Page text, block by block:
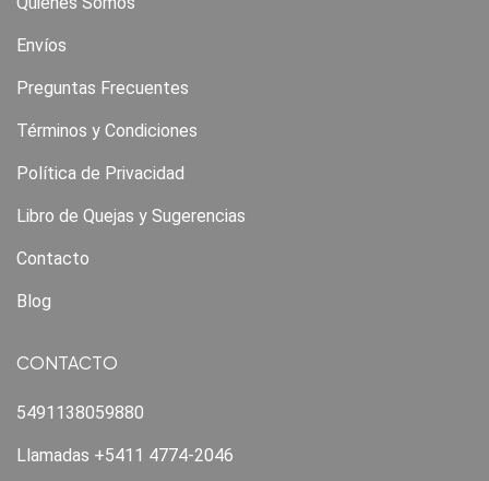
Envíos
Preguntas Frecuentes
Términos y Condiciones
Política de Privacidad
Libro de Quejas y Sugerencias
Contacto
Blog
CONTACTO
5491138059880
Llamadas +5411 4774-2046